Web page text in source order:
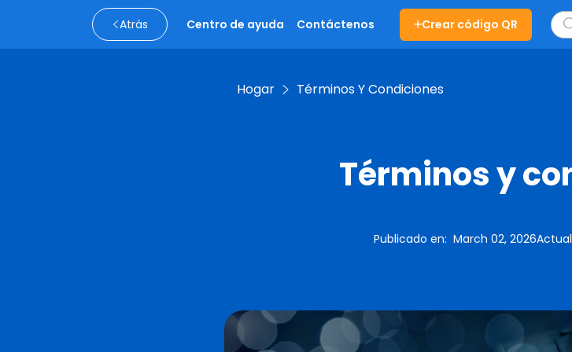
Atrás Centro de ayuda Contáctenos Crear código QR
Hogar Términos Y Condiciones
Términos y
Publicado en:March 02, 2026